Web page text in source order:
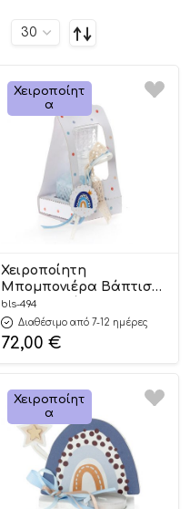
Χειροποίητ
Α
Χειροποίητη
Μπομπονιέρα Βάπτισης
Άλατα Μπάνιου σε
Τσαντάκι Ουράνιο Τόξο
Μπλε για Αγόρια ΜΠΑ
494 (16χ6cm) || Bellissimo
bls-494
Διαθέσιμο από 7-12 ημέρες
72,00 €
Χειροποίητ
Α